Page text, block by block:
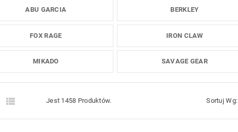
ABU GARCIA BERKLEY
FOX RAGE IRON CLAW
MIKADO SAVAGE GEAR
 Jest 1458 Produktów. Sortuj Wg: